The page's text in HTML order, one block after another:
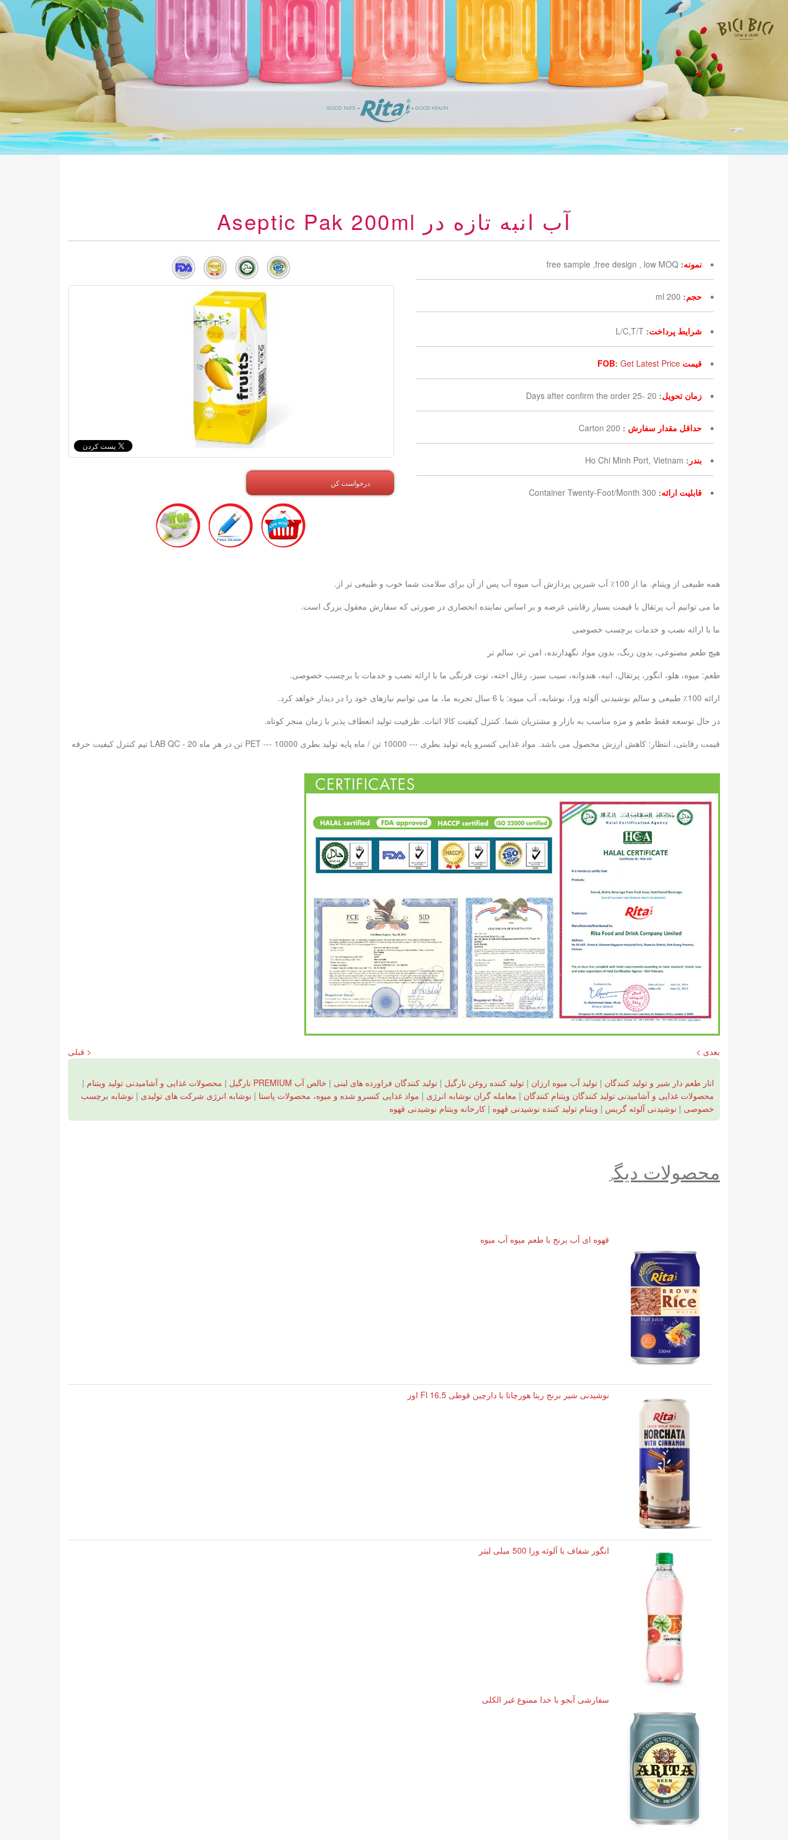
آب انبه تازه در Aseptic Pak 200ml
درخواست کن
نمونه:
free sample ,free design , low MOQ
حجم:
200 ml
شرایط پرداخت:
L/C,T/T
قیمت FOB : Get Latest Price
زمان تحویل:
20 -25 Days after confirm the order
حداقل مقدار سفارش :
200 Carton
بندر :
Ho Chi Minh Port, Vietnam
قابلیت ارائه:
300 Container Twenty-Foot/Month
همه طبیعی از ویتنام. ما از 100٪ آب شیرین پردازش آب میوه آب پس از آن برای سلامت شما خوب و طبیعی تر از.
ما می توانیم آب پرتقال با قیمت بسیار رقابتی عرضه و بر اساس نماینده انحصاری در صورتی که سفارش معقول بزرگ است.
ما با ارائه نصب و خدمات برچسب خصوصی
هیچ طعم مصنوعی، بدون رنگ، بدون مواد نگهدارنده، امن تر، سالم تر
طعم: میوه، هلو، انگور، پرتقال، انبه، هندوانه، سیب سبز، زغال اخته، توت فرنگی ما با ارائه نصب و خدمات با برچسب خصوصی.
ارائه 100٪ طبیعی و سالم نوشیدنی آلوئه ورا، نوشابه، آب میوه: با 6 سال تجربه ما، ما می توانیم نیازهای خود را در دیدار خواهد کرد.
در حال توسعه فقط طعم و مزه مناسب به بازار و مشتریان شما. کنترل کیفیت کالا اثبات. ظرفیت تولید انعطاف پذیر با زمان منجر کوتاه.
قیمت رقابتی، انتظار: کاهش ارزش محصول می باشد. مواد غذایی کنسرو پایه تولید بطری --- 10000 تن / ماه پایه تولید بطری PET --- 10000 تن در هر ماه LAB QC - 20 تیم کنترل کیفیت حرفه
< قبلی بعدی >
انار طعم دار شیر و تولید کنندگان | تولید آب میوه ارزان | تولید کننده روغن نارگیل | تولید کنندگان فراورده های لبنی | خالص آب PREMIUM نارگیل | محصولات غذایی و آشامیدنی تولید ویتنام |
محصولات غذایی و آشامیدنی تولید کنندگان ویتنام کنندگان | معامله گران نوشابه انرژی | مواد غذایی کنسرو شده و میوه، محصولات پاستا | نوشابه انرژی شرکت های تولیدی | نوشابه برچسب
خصوصی | نوشیدنی آلوئه گریس | ویتنام تولید کننده نوشیدنی قهوه | کارخانه ویتنام نوشیدنی قهوه
محصولات دیگر
قهوه ای آب برنج با طعم میوه آب میوه
نوشیدنی شیر برنج ریتا هورچاتا با دارچین قوطی 16.5 Fl اوز
انگور شفاف با آلوئه ورا 500 میلی لیتر
سفارشی آبجو با خدا ممنوع غیر الکلی